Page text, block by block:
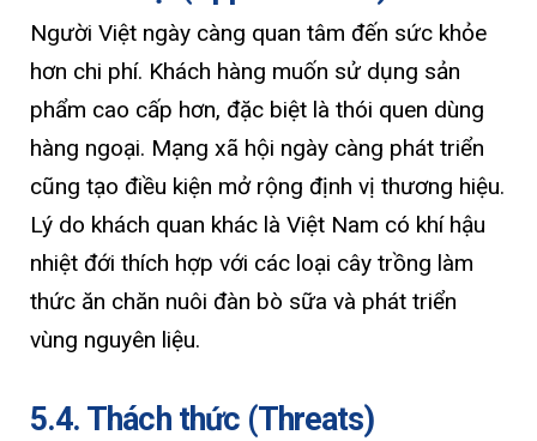
Người Việt ngày càng quan tâm đến sức khỏe
hơn chi phí. Khách hàng muốn sử dụng sản
phẩm cao cấp hơn, đặc biệt là thói quen dùng
hàng ngoại. Mạng xã hội ngày càng phát triển
cũng tạo điều kiện mở rộng định vị thương hiệu.
Lý do khách quan khác là Việt Nam có khí hậu
nhiệt đới thích hợp với các loại cây trồng làm
thức ăn chăn nuôi đàn bò sữa và phát triển
vùng nguyên liệu.
5.4. Thách thức (Threats)